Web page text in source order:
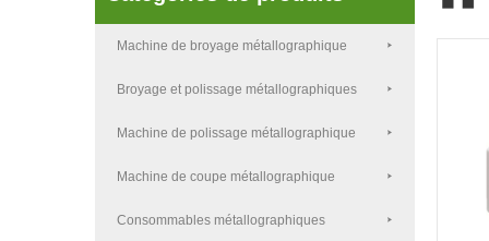
Machine de broyage métallographique
Broyage et polissage métallographiques
Machine de polissage métallographique
Machine de coupe métallographique
Consommables métallographiques